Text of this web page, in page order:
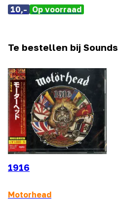
10,- Op voorraad
Te bestellen bij Sounds
1916
Motorhead